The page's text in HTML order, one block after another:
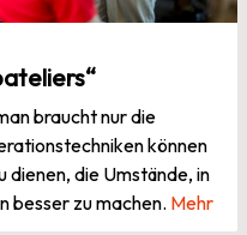
braucht nur die
können
dienen, die Umstände, in
besser zu machen. Mehr